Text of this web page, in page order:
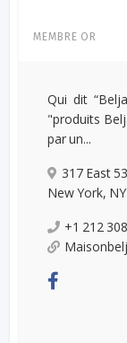
MEMBRE OR
Qui dit
"produits
par un...
317 East
New York,
+1 212